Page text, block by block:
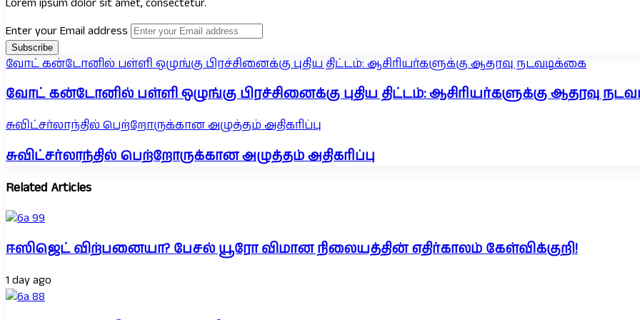
Enter your Email address
வோட் கன்டோனில் பள்ளி ஒழுங்கு பிரச்சினைக்கு புதிய திட்டம்: ஆசிரியர்களுக்கு ஆதரவு நடவடிக்கை
வோட் கன்டோனில் பள்ளி ஒழுங்கு பிரச்சினைக்கு புதிய திட்டம்: ஆசிரியர்களுக்கு ஆதரவு
சுவிட்சர்லாந்தில் பெற்றோருக்கான அழுத்தம் அதிகரிப்பு
சுவிட்சர்லாந்தில் பெற்றோருக்கான அழுத்தம் அதிகரிப்பு
Related Articles
ஈஸிஜெட் விற்பனையா? பேசல் யூரோ விமான நிலையத்தின் எதிர்காலம் கேள்விக்குறி!
1 day ago